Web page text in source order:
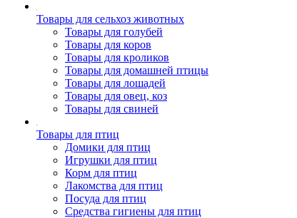
Товары для сельхоз животных
Товары для голубей
Товары для коров
Товары для кроликов
Товары для домашней птицы
Товары для лошадей
Товары для овец, коз
Товары для свиней
Товары для птиц
Домики для птиц
Игрушки для птиц
Корм для птиц
Лакомства для птиц
Посуда для птиц
Средства гигиены для птиц